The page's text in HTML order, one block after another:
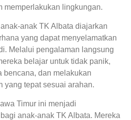
memperlakukan lingkungan.
anak TK Albata diajarkan
yang dapat menyelamatkan
Melalui pengalaman langsung
belajar untuk tidak panik,
bencana, dan melakukan
yang tepat sesuai arahan.
Timur ini menjadi
anak-anak TK Albata. Mereka